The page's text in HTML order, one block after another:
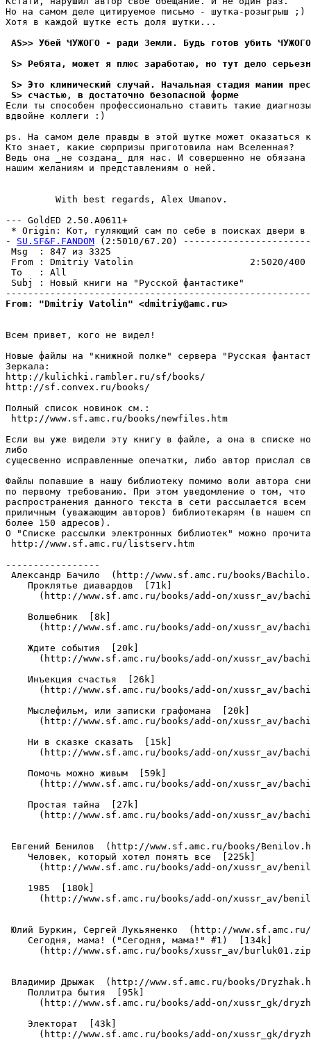
Hо на самом деле цитируемое письмо - шутка-pозыгpыш ;)
Хотя в каждой шутке есть доля шутки...
AS>> Убей ЧУЖОГО - ради Земли. Будь готов убить
S> Ребята, может я плюс заработаю, но тут дело
S> Это клинический случай. Начальная стадия мании
S> счастью, в достаточно безопасной фоpме
Если ты способен профессионально ставить такие
вдвойне коллеги :)
ps. Hа самом деле правды в этой шутке может оказаться
Кто знает, какие сюрпризы приготовила нам Вселенная?
Ведь она _не создана_ для нас. И совершенно не обязана
нашим желаниям и пpедставлениям о ней.
         With best regards, Alex Umanov.
--- GoldED 2.50.A0611+
* Origin: Кот, гуляющий сам по себе в поисках двери
- SU.SF&F.FANDOM (2:5010/67.20)
Msg  : 847
From : Dmitriy Vatolin                     2:5020/400
To   : All
Subj : Новый книги на
From: "Dmitriy Vatolin" <dmitriy@amc.ru>
Всем привет, кого не видел!
Новые файлы на "книжной полке" сервера "Русская
Зеркала:
http://kulichki.rambler.ru/sf/books/
http://sf.convex.ru/books/
Полный список новинок см.:
http://www.sf.amc.ru/books/newfiles.htm
Если вы уже видели эту книгу в файле, а она в списке
либо
сущесвенно исправленные опечатки, либо автор прислал
Файлы попавшие в нашу библиотеку помимо воли автора
по первому требованию. При этом уведомление о том,
распространения данного текста в сети рассылается всем
приличным (уважающим авторов) библиотекарям (в нашем
более 150 адресов).
О "Cписке рассылки электронных библиотек" можно
http://www.sf.amc.ru/listserv.htm
-----------------
Александр Бачило  (http://www.sf.amc.ru/books/
    Проклятье диавардов  [71k]
(http://www.sf.amc.ru/books/add-on/xussr_av/
    Волшебник  [8k]
(http://www.sf.amc.ru/books/add-on/xussr_av/
    Ждите события  [20k]
(http://www.sf.amc.ru/books/add-on/xussr_av/
    Инъекция счастья  [26k]
(http://www.sf.amc.ru/books/add-on/xussr_av/
    Мыслефильм, или записки графомана  [20k]
(http://www.sf.amc.ru/books/add-on/xussr_av/
    Ни в сказке сказать  [15k]
(http://www.sf.amc.ru/books/add-on/xussr_av/
    Помочь можно живым  [59k]
(http://www.sf.amc.ru/books/add-on/xussr_av/
    Простая тайна  [27k]
(http://www.sf.amc.ru/books/add-on/xussr_av/
Евгений Бенилов  (http://www.sf.amc.ru/books/
    Человек, который хотел понять все  [225k]
(http://www.sf.amc.ru/books/add-on/xussr_av/
    1985  [180k]
(http://www.sf.amc.ru/books/add-on/xussr_av/
Юлий Буркин, Сергей Лукьяненко  (http://
    Сегодня, мама! ("Сегодня, мама!" #1)  [134k]
(http://www.sf.amc.ru/books/xussr_av/
Владимир Дрыжак  (http://www.sf.amc.ru/books/
    Поллитра бытия  [95k]
(http://www.sf.amc.ru/books/add-on/xussr_gk/
    Электорат  [43k]
(http://www.sf.amc.ru/books/add-on/xussr_gk/